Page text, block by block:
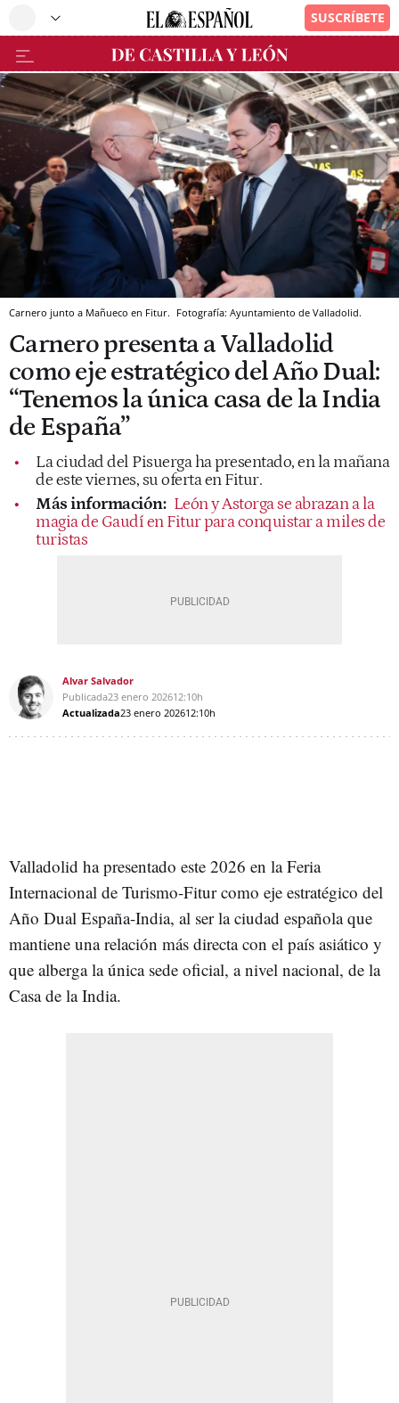
Carnero junto a Mañueco en Fitur. Fotografía: Ayuntamiento de Valladolid.
Carnero presenta a Valladolid
como eje estratégico del Año Dual:
“Tenemos la única casa de la India
de España”
La ciudad del Pisuerga ha presentado, en la mañana
de este viernes, su oferta en Fitur.
Más información: León y Astorga se abrazan a la
magia de Gaudí en Fitur para conquistar a miles de
turistas
Alvar Salvador
Publicada23 enero 202612:10h
Actualizada23 enero 202612:10h
Valladolid ha presentado este 2026 en la Feria
Internacional de Turismo-Fitur como eje estratégico del
Año Dual España-India, al ser la ciudad española que
mantiene una relación más directa con el país asiático y
que alberga la única sede oficial, a nivel nacional, de la
Casa de la India.